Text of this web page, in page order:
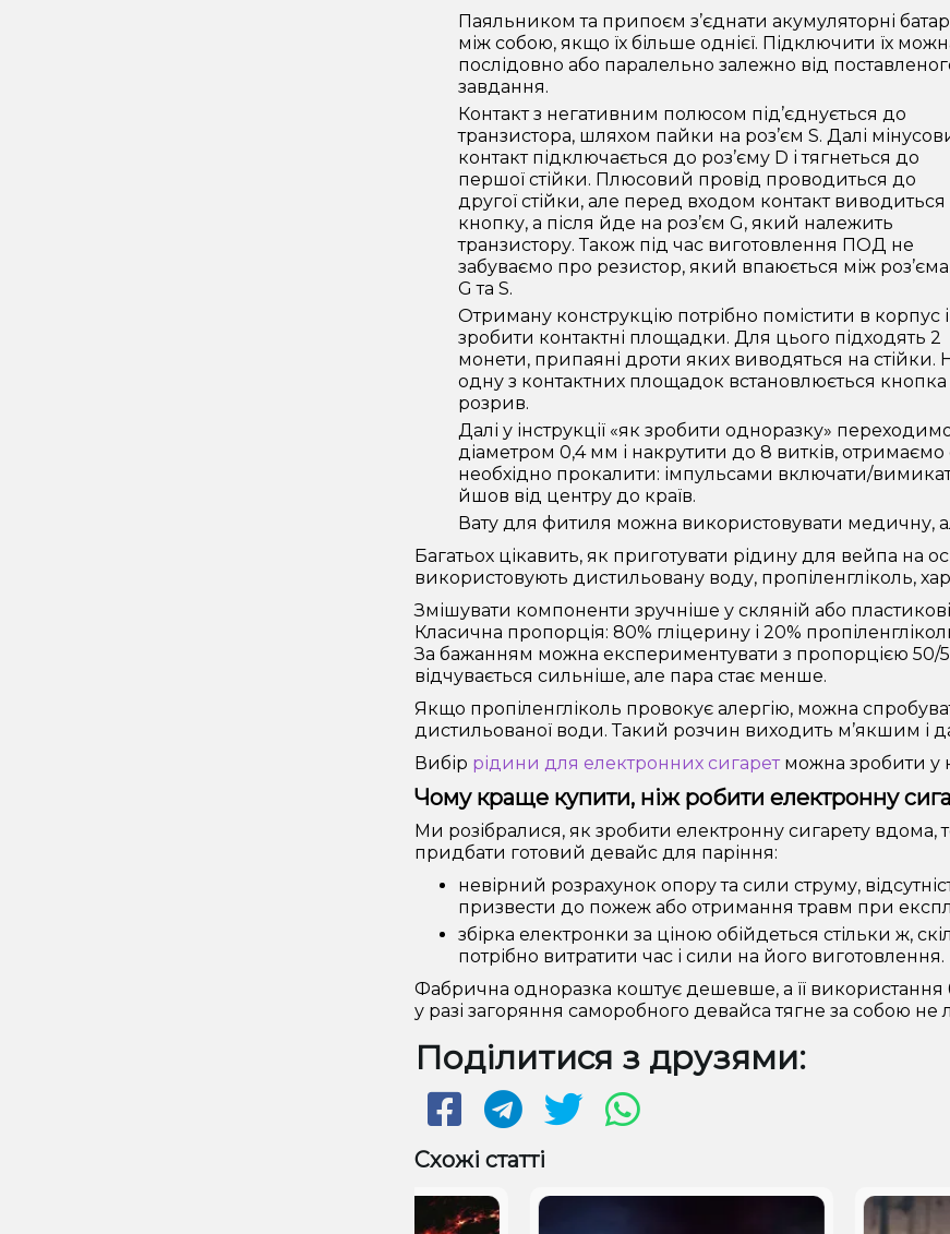
Паяльником та припоєм з’єднати акумуляторні
між собою, якщо їх більше однієї. Підключити їх
послідовно або паралельно залежно від
завдання.
Контакт з негативним полюсом під’єднується до
транзистора, шляхом пайки на роз’єм S. Далі
контакт підключається до роз’єму D і тягнеться до
першої стійки. Плюсовий провід проводиться до
другої стійки, але перед входом контакт виводиться
кнопку, а після йде на роз’єм G, який належить
транзистору. Також під час виготовлення ПОД не
забуваємо про резистор, який впаюється між
G та S.
Отриману конструкцію потрібно помістити в корпус і
зробити контактні площадки. Для цього підходять 2
монети, припаяні дроти яких виводяться на стійки.
одну з контактних площадок встановлюється кнопка
розрив.
Далі у інструкції «як зробити одноразку»
діаметром 0,4 мм і накрутити до 8 витків,
необхідно прокалити: імпульсами включати/
йшов від центру до країв.
Вату для фитиля можна використовувати медичну,
Багатьох цікавить, як приготувати рідину для вейпа на
використовують дистильовану воду, пропіленгліколь,
Змішувати компоненти зручніше у скляній або
Класична пропорція: 80% гліцерину і 20%
За бажанням можна експериментувати з пропорцією 50/
відчувається сильніше, але пара стає менше.
Якщо пропіленгліколь провокує алергію, можна
дистильованої води. Такий розчин виходить м’якшим і
Вибір рідини для електронних сигаретможна зробити у
Чому краще купити, ніж робити електронну
Ми розібралися, як зробити електронну сигарету вдома,
придбати готовий девайс для паріння:
невірний розрахунок опору та сили струму,
призвести до пожеж або отримання травм при
збірка електронки за ціною обійдеться стільки ж,
потрібно витратити час і сили на його виготовлення.
Фабрична одноразка коштує дешевше, а її
у разі загоряння саморобного девайса тягне за собою не
Поділитися з друзями:
Схожі статті